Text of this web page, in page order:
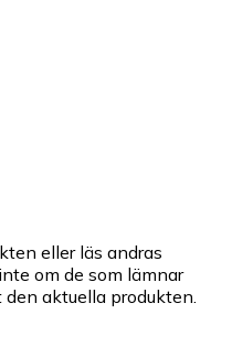
eller läs andras
om de som lämnar
aktuella produkten.